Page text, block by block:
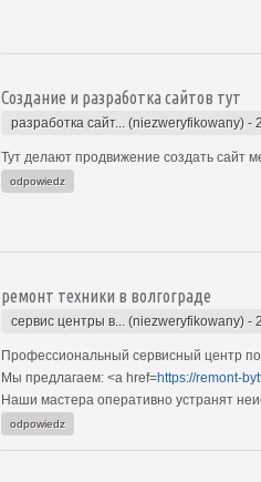
Создание и разработка сайтов тут
разработка сайт... (niezweryfikowany) -
Тут делают продвижение создать сайт
odpowiedz
ремонт техники в волгограде
сервис центры в... (niezweryfikowany) -
Профессиональный сервисный центр
Мы предлагаем: <a href=https://remont-
Наши мастера оперативно устранят
odpowiedz